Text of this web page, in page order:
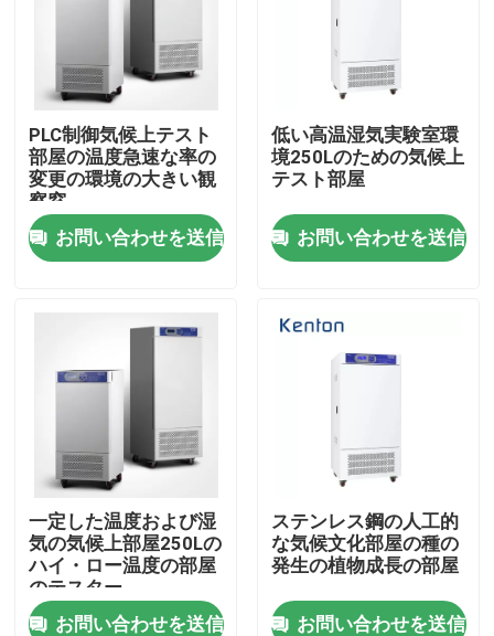
企業情報
会社案内
品質管理
PLC制御気候上テスト
部屋の温度急速な率の
変更の環境の大きい観
察窓
お問い合わせを送信
低い高温湿気実験室環
境250Lのための気候上
テスト部屋
お問い合わせを送信
一定した温度および湿
気の気候上部屋250Lの
ハイ・ロー温度の部屋
のテスター
お問い合わせを送信
ステンレス鋼の人工的
な気候文化部屋の種の
発生の植物成長の部屋
お問い合わせを送信